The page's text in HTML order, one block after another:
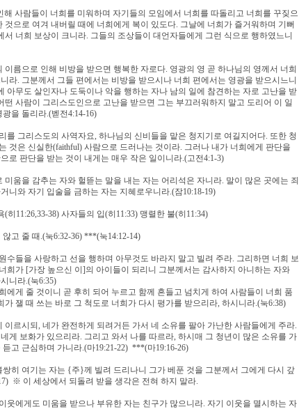
사람들이 너희를 미워하며 자기들의 모임에서 너희를 따돌리고 너희를 꾸짖으
것으로 여겨 내버릴 때에 너희에게 복이 있도다. 그날에 너희가 즐거워하며 기뻐
서 너희 보상이 크니라. 그들의 조상들이 대언자들에게 그런 식으로 행하였느니
이름으로 인해 비방을 받으면 행복한 자로다. 영광의 영 곧 하나님의 영께서 너희
라. 그분께서 그들 편에서는 비방을 받으시나 너희 편에서는 영광을 받으시느니
아무도 살인자나 도둑이나 악을 행하는 자나 남의 일에 참견하는 자로 고난을 받
떤 사람이 그리스도인으로 고난을 받으면 그는 부끄러워하지 말고 도리어 이 일
을 돌리라.(벧전4:14-16)
를 그리스도의 사역자요, 하나님의 신비들을 맡은 청지기로 여길지어다. 또한 청
것은 신실한(faithful) 사람으로 드러나는 것이라. 그러나 내가 너희에게 판단을
로 판단을 받는 것이 내게는 매우 작은 일이니라.(고전4:1-3)
미움을 감추는 자와 헐뜯는 말을 내는 자는 어리석은 자니라. 말이 많은 곳에는 죄
니와 자기 입술을 금하는 자는 지혜로우니라.(잠10:18-19)
히11:26,33-38) 사자들의 입(히11:33) 맹렬한 불(히11:34)
고 줄 때.(눅6:32-36) ***(눅14:12-14)
수들을 사랑하고 선을 행하며 아무것도 바라지 말고 빌려 주라. 그리하면 너희 보
희가 [가장 높으신 이]의 아이들이 되리니 그분께서는 감사하지 아니하는 자와
니라.(눅6:35)
에게 줄 것이니 곧 후히 되어 누르고 함께 흔들고 넘치게 하여 사람들이 너희 품
가 잴 때 쓰는 바로 그 척도로 너희가 다시 평가를 받으리라, 하시니라.(눅6:38)
이르시되, 네가 완전하게 되려거든 가서 네 소유를 팔아 가난한 사람들에게 주라.
게 보화가 있으리라. 그리고 와서 나를 따르라, 하시매 그 청년이 많은 소유를 가
듣고 근심하며 가니라.(마19:21-22) ***(마19:16-26)
히 여기는 자는 {주}께 빌려 드리나니 그가 베푼 것을 그분께서 그에게 다시 갚
※ 이 세상에서 되돌려 받을 생각은 전혀 하지 말라.
웃에게도 미움을 받으나 부유한 자는 친구가 많으니라. 자기 이웃을 멸시하는 자